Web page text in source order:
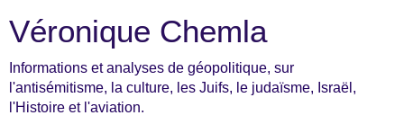
Véronique Chemla
Informations et analyses de géopolitique, sur
l'antisémitisme, la culture, les Juifs, le judaïsme, Israël,
l'Histoire et l'aviation.